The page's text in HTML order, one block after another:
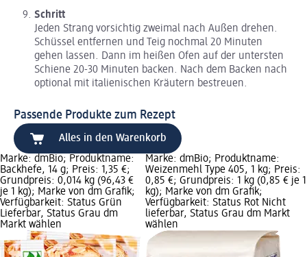
Schritt
Jeden Strang vorsichtig zweimal nach Außen drehen.
Schüssel entfernen und Teig nochmal 20 Minuten
gehen lassen. Dann im heißen Ofen auf der untersten
Schiene 20-30 Minuten backen. Nach dem Backen nach
optional mit italienischen Kräutern bestreuen.
Passende Produkte zum Rezept
Alles in den Warenkorb
Marke: dmBio; Produktname:
Backhefe, 14 g; Preis: 1,35 €;
Grundpreis: 0,014 kg (96,43 €
je 1 kg); Marke von dm Grafik;
Verfügbarkeit: Status Grün
Lieferbar, Status Grau dm
Markt wählen
Marke: dmBio; Produktname:
Weizenmehl Type 405, 1 kg; Preis:
0,85 €; Grundpreis: 1 kg (0,85 € je 1
kg); Marke von dm Grafik;
Verfügbarkeit: Status Rot Nicht
lieferbar, Status Grau dm Markt
wählen